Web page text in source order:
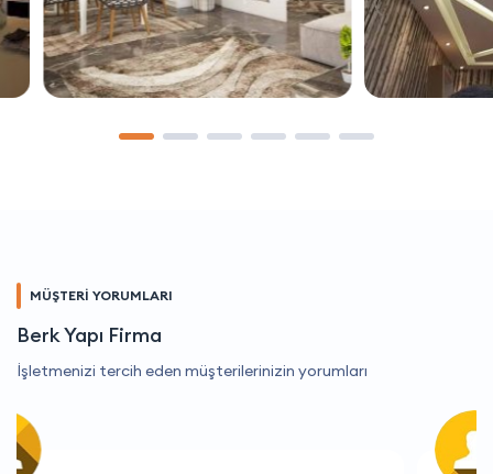
MÜŞTERİ YORUMLARI
Berk Yapı Firma
İşletmenizi tercih eden müşterilerinizin yorumları